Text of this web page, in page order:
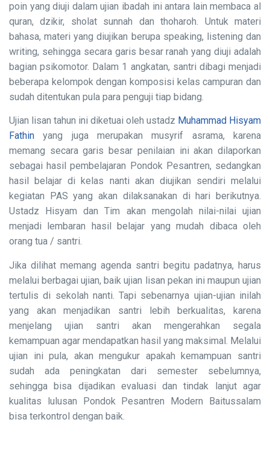
poin yang diuji dalam ujian ibadah ini antara lain membaca al
quran, dzikir, sholat sunnah dan thoharoh. Untuk materi
bahasa, materi yang diujikan berupa speaking, listening dan
writing, sehingga secara garis besar ranah yang diuji adalah
bagian psikomotor. Dalam 1 angkatan, santri dibagi menjadi
beberapa kelompok dengan komposisi kelas campuran dan
sudah ditentukan pula para penguji tiap bidang.
Ujian lisan tahun ini diketuai oleh ustadz Muhammad Hisyam
Fathin yang juga merupakan musyrif asrama, karena
memang secara garis besar penilaian ini akan dilaporkan
sebagai hasil pembelajaran Pondok Pesantren, sedangkan
hasil belajar di kelas nanti akan diujikan sendiri melalui
kegiatan PAS yang akan dilaksanakan di hari berikutnya.
Ustadz Hisyam dan Tim akan mengolah nilai-nilai ujian
menjadi lembaran hasil belajar yang mudah dibaca oleh
orang tua / santri.
Jika dilihat memang agenda santri begitu padatnya, harus
melalui berbagai ujian, baik ujian lisan pekan ini maupun ujian
tertulis di sekolah nanti. Tapi sebenarnya ujian-ujian inilah
yang akan menjadikan santri lebih berkualitas, karena
menjelang ujian santri akan mengerahkan segala
kemampuan agar mendapatkan hasil yang maksimal. Melalui
ujian ini pula, akan mengukur apakah kemampuan santri
sudah ada peningkatan dari semester sebelumnya,
sehingga bisa dijadikan evaluasi dan tindak lanjut agar
kualitas lulusan Pondok Pesantren Modern Baitussalam
bisa terkontrol dengan baik.